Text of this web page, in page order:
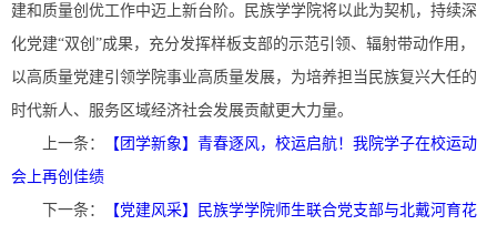
建和质量创优工作中迈上新台阶。民族学学院将以此为契机，持续深
化党建“双创”成果，充分发挥样板支部的示范引领、辐射带动作用，
以高质量党建引领学院事业高质量发展，为培养担当民族复兴大任的
时代新人、服务区域经济社会发展贡献更大力量。
上一条：
【团学新象】青春逐风，校运启航！我院学子在校运动
会上再创佳绩
下一条：
【党建风采】民族学学院师生联合党支部与北戴河育花